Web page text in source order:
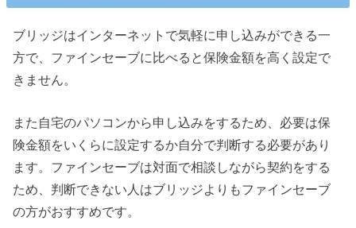
ブリッジはインターネットで気軽に申し込みができる一
方で、ファインセーブに比べると保険金額を高く設定で
きません。
また自宅のパソコンから申し込みをするため、必要は保
険金額をいくらに設定するか自分で判断する必要があり
ます。ファインセーブは対面で相談しながら契約をする
ため、判断できない人はブリッジよりもファインセーブ
の方がおすすめです。